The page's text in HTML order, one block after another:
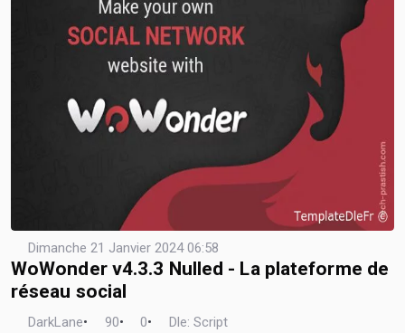
Dimanche 21 Janvier 2024 06:58
WoWonder v4.3.3 Nulled - La plateforme de
réseau social
DarkLane• 90• 0• Dle: Script